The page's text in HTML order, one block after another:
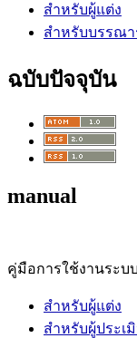
สำหรับผู้แต่ง
สำหรับบรรณ
ฉบับปัจจุบัน
manual
คู่มือการใช้งานระบบ
สำหรับผู้แต่ง
สำหรับผู้ประเ